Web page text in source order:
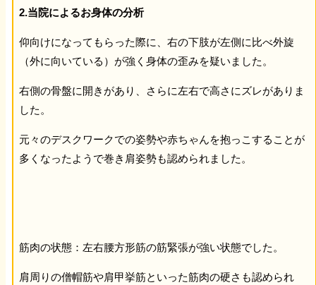
2.当院によるお身体の分析
仰向けになってもらった際に、右の下肢が左側に比べ外旋
（外に向いている）が強く身体の歪みを疑いました。
右側の骨盤に開きがあり、さらに左右で高さにズレがありま
した。
元々のデスクワークでの姿勢や赤ちゃんを抱っこすることが
多くなったようで巻き肩姿勢も認められました。
筋肉の状態：左右腰方形筋の筋緊張が強い状態でした。
肩周りの僧帽筋や肩甲挙筋といった筋肉の硬さも認められ